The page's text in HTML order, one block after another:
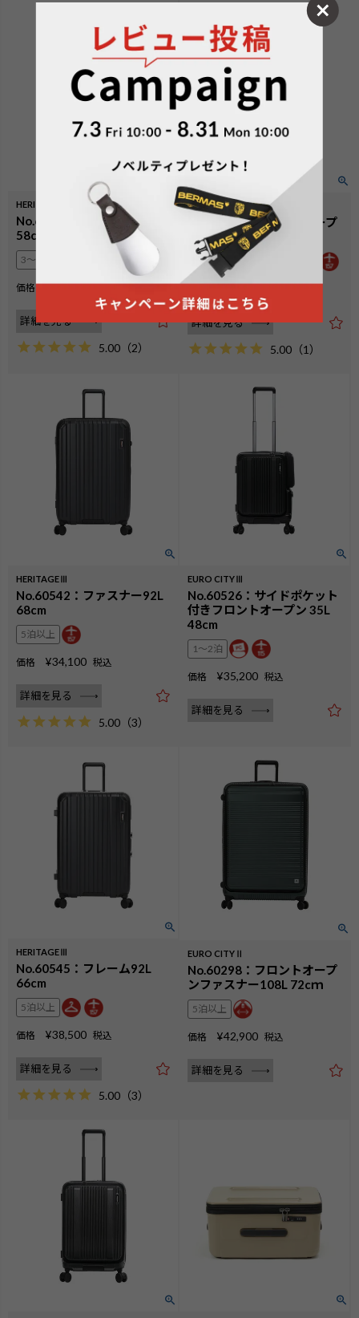
HERITAGEⅢ
No.60541：ファスナー57L
58cm
3〜4泊
価格 ¥31,900 税込
詳細を見る
5.00 （2）
INTER CITY BS
No.60556：フロントオープ
ンファスナー54L 57cm
3〜4泊 5泊以上
¥33,000
詳細を見る
5.00 （1）
HERITAGEⅢ
No.60542：ファスナー92L
68cm
5泊以上
価格 ¥34,100 税込
詳細を見る
5.00 （3）
EURO CITYⅢ
No.60526：サイドポケット
付きフロントオープン 35L
48cm
1〜2泊
価格 ¥35,200 税込
詳細を見る
HERITAGEⅢ
No.60545：フレーム92L
66cm
5泊以上
価格 ¥38,500 税込
詳細を見る
5.00 （3）
EURO CITYⅡ
No.60298：フロントオープ
ンファスナー108L 72cｍ
5泊以上
価格 ¥42,900 税込
詳細を見る